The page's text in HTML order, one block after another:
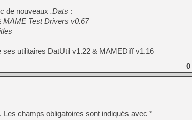
[LS] [PS5] ps5-y2jb-
[GK] Pourquoi Marvel
[GK] Test : Restory : Chill
[GK] GTA 6 : Rockstar
[GK] Hot Wheels Infinite
[GK] Mémoire cash -
[GK] Résultats Nintendo :
[GK] Déjà des
[Mo5] Brickboy cherche à
[GK] Minecraft et ses «
de nouveaux .Dats :
Test Drivers v0.67
utilitaires DatUtil v1.22 & MAMEDiff v1.16
0
Les champs obligatoires sont indiqués avec *